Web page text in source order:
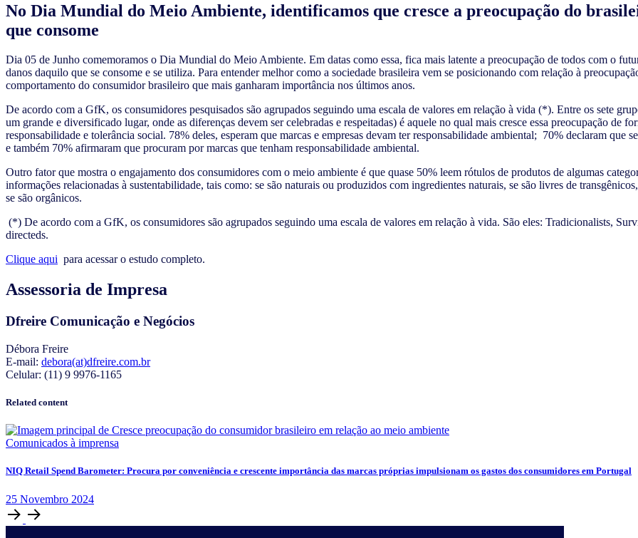
No Dia Mundial do Meio Ambiente, identificamos que cresce a preocupação do
que consome
Dia 05 de Junho comemoramos o Dia Mundial do Meio Ambiente. Em datas como essa, fica mais latente a preocupação de todos com o
danos daquilo que se consome e se utiliza. Para entender melhor como a sociedade brasileira vem se posicionando com relação à
comportamento do consumidor brasileiro que mais ganharam importância nos últimos anos.
De acordo com a GfK, os consumidores pesquisados são agrupados seguindo uma escala de valores em relação à vida (*). Entre os sete
um grande e diversificado lugar, onde as diferenças devem ser celebradas e respeitadas) é aquele no qual mais cresce essa preocupação de
responsabilidade e tolerância social. 78% deles, esperam que marcas e empresas devam ter responsabilidade ambiental; 70% declaram que
e também 70% afirmaram que procuram por marcas que tenham responsabilidade ambiental.
Outro fator que mostra o engajamento dos consumidores com o meio ambiente é que quase 50% leem rótulos de produtos de algumas
informações relacionadas à sustentabilidade, tais como: se são naturais ou produzidos com ingredientes naturais, se são livres de
se são orgânicos.
(*) De acordo com a GfK, os consumidores são agrupados seguindo uma escala de valores em relação à vida. São eles: Tradicionalists,
directeds.
Clique aqui para acessar o estudo completo.
Assessoria de Impresa
Dfreire Comunicação e Negócios
Débora Freire
E-mail: debora(at)dfreire.com.br
Celular: (11) 9 9976-1165
Related content
Comunicados à imprensa
NIQ Retail Spend Barometer: Procura por conveniência e crescente importância das marcas próprias impulsionam os gastos dos consumidores em Portugal
25 Novembro 2024